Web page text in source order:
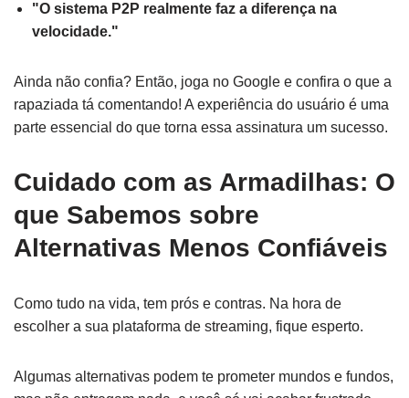
"O sistema P2P realmente faz a diferença na
velocidade."
Ainda não confia? Então, joga no Google e confira o que a
rapaziada tá comentando! A experiência do usuário é uma
parte essencial do que torna essa assinatura um sucesso.
Cuidado com as Armadilhas: O
que Sabemos sobre
Alternativas Menos Confiáveis
Como tudo na vida, tem prós e contras. Na hora de
escolher a sua plataforma de streaming, fique esperto.
Algumas alternativas podem te prometer mundos e fundos,